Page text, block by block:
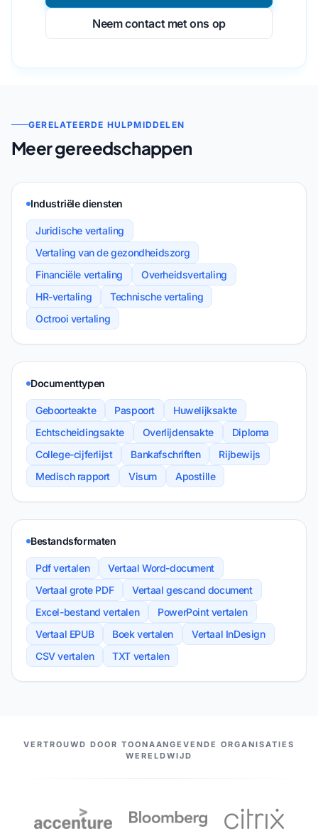
Neem contact met ons op
GERELATEERDE HULPMIDDELEN
Meer gereedschappen
Industriële diensten
Juridische vertaling
Vertaling van de gezondheidszorg
Financiële vertaling
Overheidsvertaling
HR-vertaling
Technische vertaling
Octrooi vertaling
Documenttypen
Geboorteakte Paspoort
Huwelijksakte
Echtscheidingsakte
Overlijdensakte
Diploma
College-cijferlijst
Bankafschriften
Rijbewijs
Medisch rapport
Visum Apostille
Bestandsformaten
Pdf vertalen
Vertaal Word-document
Vertaal grote PDF
Vertaal gescand document
Excel-bestand vertalen
PowerPoint vertalen
Vertaal EPUB
Boek vertalen
Vertaal InDesign
CSV vertalen
TXT vertalen
ONZE PARTNERS
VERTROUWD DOOR TOONAANGEVENDE ORGANISATIES
WERELDWIJD